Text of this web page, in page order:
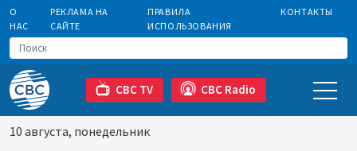
О
НАС
РЕКЛАМА НА
САЙТЕ
ПРАВИЛА
ИСПОЛЬЗОВАНИЯ
КОНТАКТЫ
CBC TV CBC Radio
10 августа, понедельник